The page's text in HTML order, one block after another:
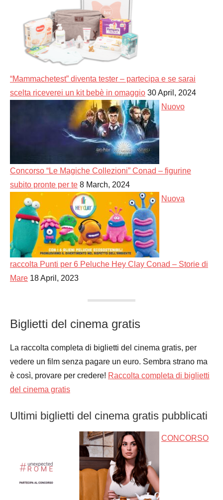
“Mammachetest” diventa tester – partecipa e se sarai
scelta riceverei un kit bebè in omaggio 30 April, 2024
Nuovo
Concorso “Le Magiche Collezioni” Conad – figurine
subito pronte per te 8 March, 2024
Nuova
raccolta Punti per 6 Peluche Hey Clay Conad – Storie di
Mare 18 April, 2023
Biglietti del cinema gratis
La raccolta completa di biglietti del cinema gratis, per
vedere un film senza pagare un euro. Sembra strano ma
è così, provare per credere! Raccolta completa di biglietti
del cinema gratis
Ultimi biglietti del cinema gratis pubblicati
CONCORSO